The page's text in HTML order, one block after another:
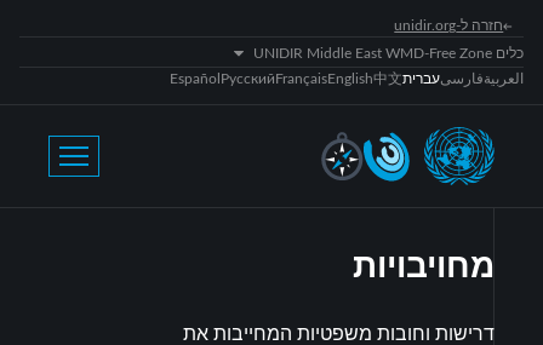
חזרה ל-unidir.org
כלים UNIDIR Middle East WMD-Free Zone
العربيةفارسیעברית中文
English
Français
Русский
Español
מחויבויות
דרישות וחובות משפטיות המחייבות את